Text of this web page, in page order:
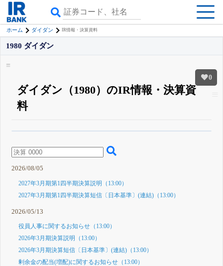
ホーム ダイダン IR情報・決算資料
0
1980 ダイダン
ダイダン（1980）のIR情報・決算資
料
詳しく見られる無料でβ版をはじめる
登録すると永久30%OFFと米株版の先行利用も付きます
2026/08/05
2027年3月期第1四半期決算説明（13:00）
2027年3月期第1四半期決算短信〔日本基準〕(連結)（13:00）
2026/05/13
役員人事に関するお知らせ（13:00）
2026年3月期決算説明（13:00）
2026年3月期決算短信〔日本基準〕(連結)（13:00）
剰余金の配当(増配)に関するお知らせ（13:00）